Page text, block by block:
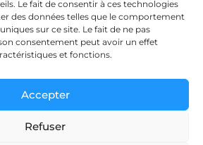
Le fait de consentir à ces technologies
des données telles que le comportement
sur ce site. Le fait de ne pas
consentement peut avoir un effet
et fonctions.
Accepter
Refuser
CONFIDENTIALITÉ &